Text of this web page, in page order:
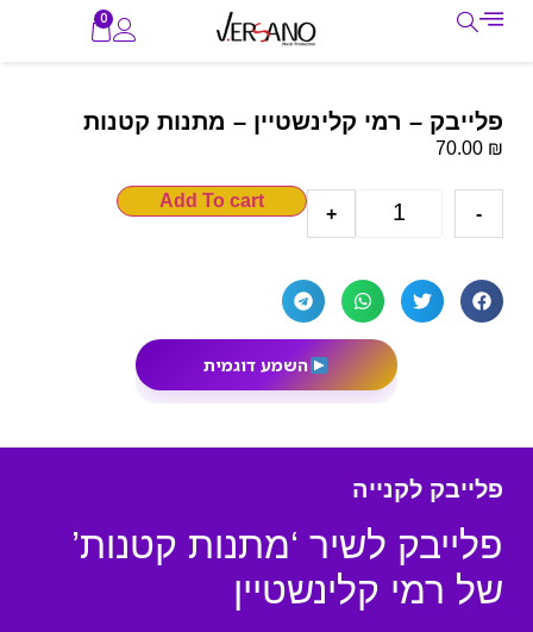
0
פלייבק – רמי קלינשטיין – מתנות קטנות
70.00 ₪
-
+
Add To cart
השמע דוגמית
פלייבק לקנייה
פלייבק לשיר ‘מתנות קטנות’
של רמי קלינשטיין